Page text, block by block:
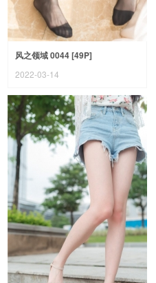
风之领域 0044 [49P]
2022-03-14